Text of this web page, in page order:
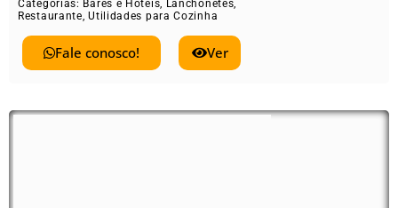
Categorias: Bares e Hoteis, Lanchonetes,
Restaurante,Utilidades para Cozinha
Fale conosco! Ver